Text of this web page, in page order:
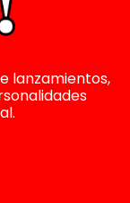
lanzamientos,